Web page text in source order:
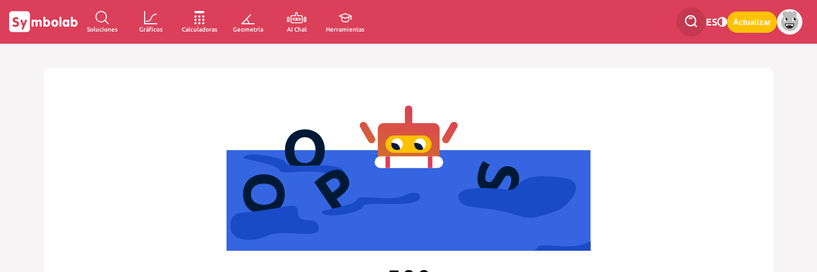
Soluciones Gráficos Calculadoras Geometría AI Chat Herramientas
ES Actualizar